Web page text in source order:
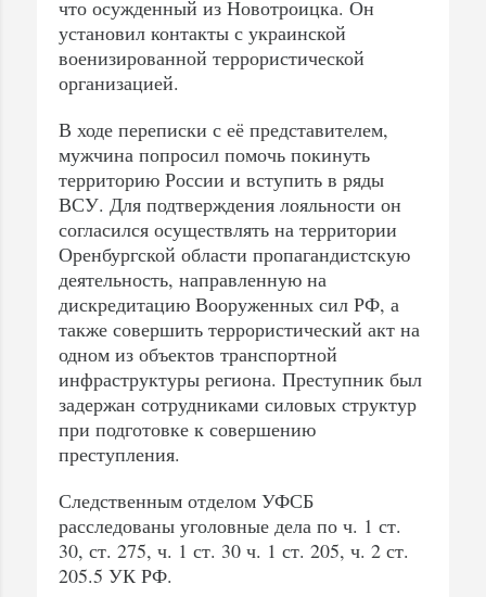
что осужденный из Новотроицка. Он
установил контакты с украинской
военизированной террористической
организацией.
В ходе переписки с её представителем,
мужчина попросил помочь покинуть
территорию России и вступить в ряды
ВСУ. Для подтверждения лояльности он
согласился осуществлять на территории
Оренбургской области пропагандистскую
деятельность, направленную на
дискредитацию Вооруженных сил РФ, а
также совершить террористический акт на
одном из объектов транспортной
инфраструктуры региона. Преступник был
задержан сотрудниками силовых структур
при подготовке к совершению
преступления.
Следственным отделом УФСБ
расследованы уголовные дела по ч. 1 ст.
30, ст. 275, ч. 1 ст. 30 ч. 1 ст. 205, ч. 2 ст.
205.5 УК РФ.